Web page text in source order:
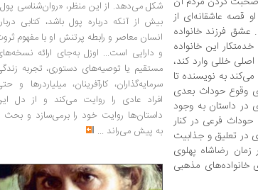
قصه عاشقانه‌ای از
عشق فرزند خانواده
این خانواده
خللی وارد کند،
به نویسنده تا
وقوع حوداث بعدی
در داستان به وجود
فرعی در کنار
در تعلیق و جذابیت
رضاشاه پهلوی
مذهبی
شکل می‌دهد. از این منظر، «روان‌شناسی
بیش از آنکه درباره پول باشد، کتابی
انسان معاصر و رابطه پرتنش او با مفهوم
و دارایی است... اوزل به‌جای ارائه
مستقیم یا توصیه‌های دستوری، تجربه
سرمایه‌گذاران، کارآفرینان، میلیاردرها و
افراد عادی را روایت می‌کند و از دل
داستان‌ها روایت خود را برمی‌سازد و بحث
به پیش می‌راند ...